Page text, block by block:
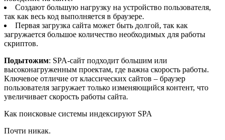
Создают большую нагрузку на устройство пользователя,
так как весь код выполняется в браузере.
Первая загрузка сайта может быть долгой, так как
загружается большое количество необходимых для работы
скриптов.
Подытожим: SPA-cайт подходит большим или
высоконагруженным проектам, где важна скорость работы.
Ключевое отличие от классических сайтов – браузер
пользователя загружает только изменяющийся контент, что
увеличивает скорость работы сайта.
Как поисковые системы индексируют SPA
Почти никак.